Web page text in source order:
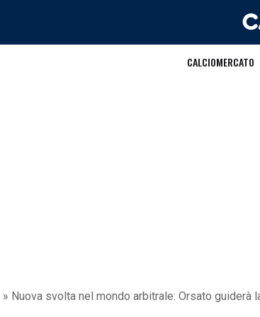
CALCIOMERCATO
» Nuova svolta nel mondo arbitrale: Orsato guiderà